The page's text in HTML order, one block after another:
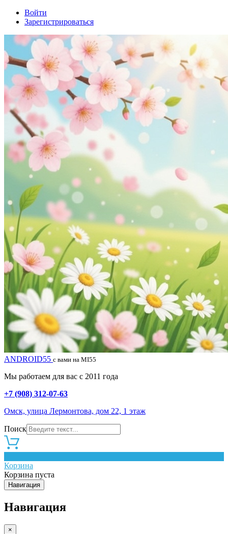
Войти
Зарегистрироваться
ANDROID55 с вами на MI55
Мы работаем для вас с 2011 года
+7 (908) 312-07-63
Омск, улица Лермонтова, дом 22, 1 этаж
Поиск
Корзина
Корзина пуста
Навигация
Навигация
×